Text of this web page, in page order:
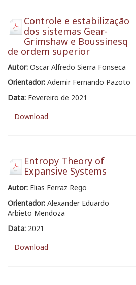
Controle e estabilização
dos sistemas Gear-
Grimshaw e Boussinesq
de ordem superior
Autor: Oscar Alfredo Sierra Fonseca
Orientador: Ademir Fernando Pazoto
Data: Fevereiro de 2021
Download
Entropy Theory of
Expansive Systems
Autor: Elias Ferraz Rego
Orientador: Alexander Eduardo
Arbieto Mendoza
Data: 2021
Download